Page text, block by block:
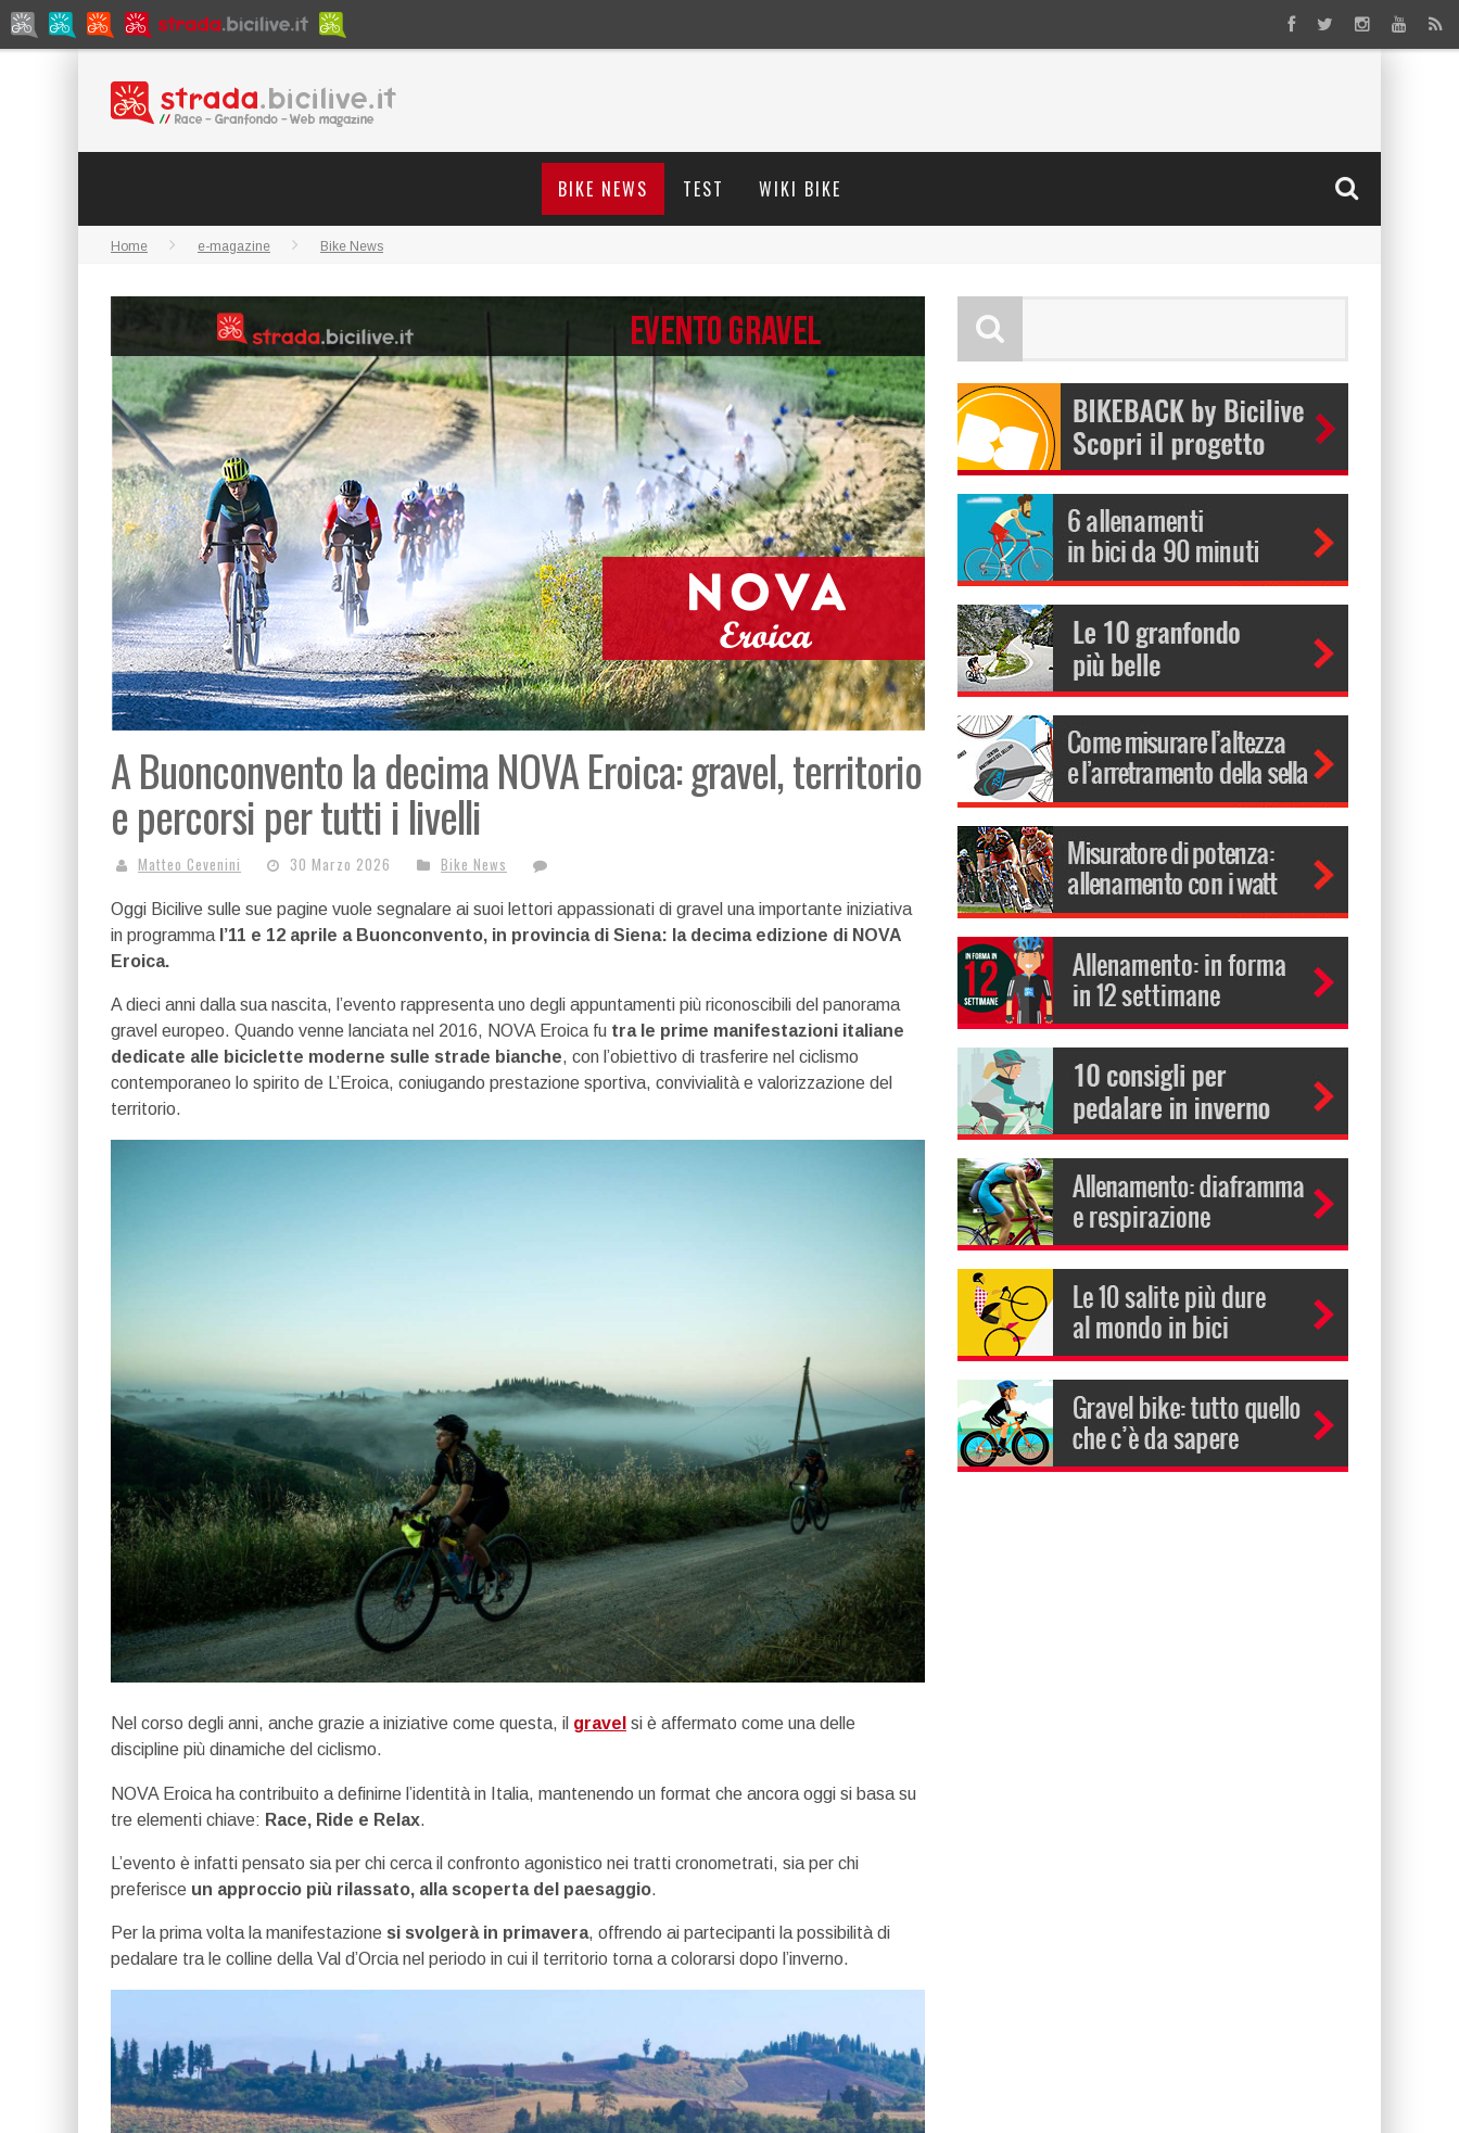
BIKE NEWS TEST WIKI BIKE
Home e-magazine Bike News
A Buonconvento la decima NOVA Eroica: gravel, territorio
e percorsi per tutti i livelli
Matteo Cevenini 30 Marzo 2026 Bike News
Oggi Bicilive sulle sue pagine vuole segnalare ai suoi lettori appassionati di gravel una importante iniziativa
in programma l’11 e 12 aprile a Buonconvento, in provincia di Siena: la decima edizione di NOVA
Eroica.
A dieci anni dalla sua nascita, l’evento rappresenta uno degli appuntamenti più riconoscibili del panorama
gravel europeo. Quando venne lanciata nel 2016, NOVA Eroica fu tra le prime manifestazioni italiane
dedicate alle biciclette moderne sulle strade bianche, con l’obiettivo di trasferire nel ciclismo
contemporaneo lo spirito de L’Eroica, coniugando prestazione sportiva, convivialità e valorizzazione del
territorio.
Nel corso degli anni, anche grazie a iniziative come questa, il gravel si è affermato come una delle
discipline più dinamiche del ciclismo.
NOVA Eroica ha contribuito a definirne l’identità in Italia, mantenendo un format che ancora oggi si basa su
tre elementi chiave: Race, Ride e Relax.
L’evento è infatti pensato sia per chi cerca il confronto agonistico nei tratti cronometrati, sia per chi
preferisce un approccio più rilassato, alla scoperta del paesaggio.
Per la prima volta la manifestazione si svolgerà in primavera, offrendo ai partecipanti la possibilità di
pedalare tra le colline della Val d’Orcia nel periodo in cui il territorio torna a colorarsi dopo l’inverno.